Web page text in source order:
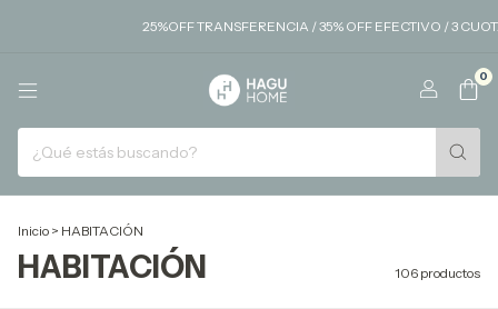
25%OFF TRANSFERENCIA / 35% OFF EFECTIVO / 3 CUOTAS SIN INTERES /
0
Inicio > HABITACIÓN
HABITACIÓN 106 productos